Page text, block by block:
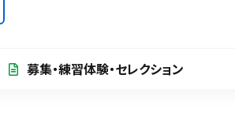
募集・練習体験・セレクション